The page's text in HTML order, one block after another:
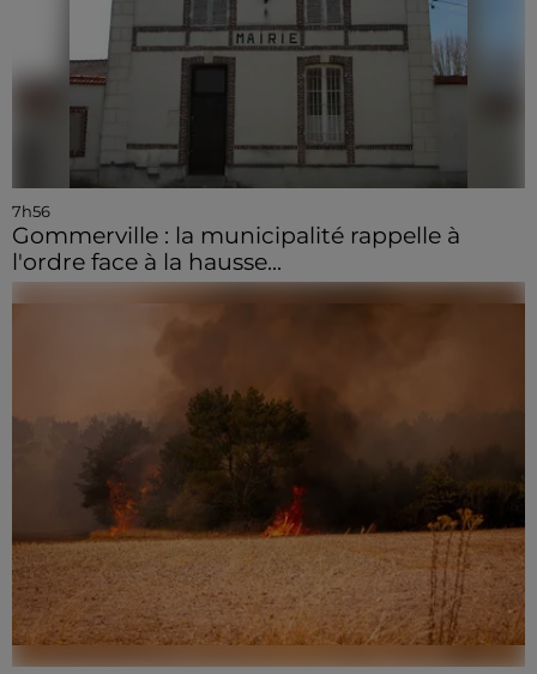
7h56
Gommerville : la municipalité rappelle à
l'ordre face à la hausse...